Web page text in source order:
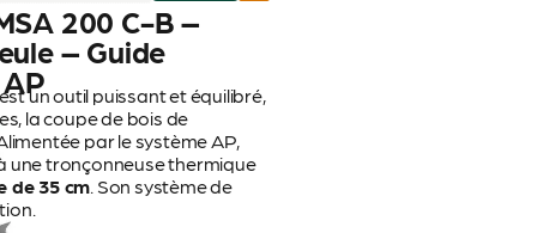
200 C-B –
– Guide
un outil puissant et équilibré,
la coupe de bois de
par le système AP,
une tronçonneuse thermique
de 35 cm. Son système de